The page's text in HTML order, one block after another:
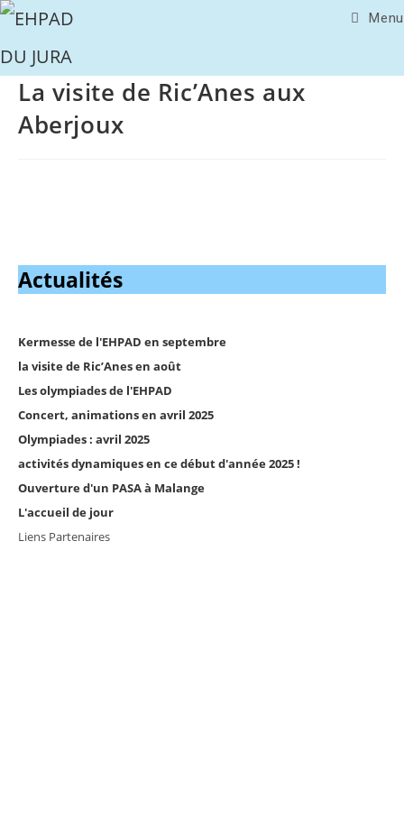
Menu
La visite de Ric’Anes aux
Aberjoux
Actualités
Kermesse de l'EHPAD en septembre
la visite de Ric’Anes en août
Les olympiades de l'EHPAD
Concert, animations en avril 2025
Olympiades : avril 2025
activités dynamiques en ce début d'année 2025 !
Ouverture d'un PASA à Malange
L'accueil de jour
Liens Partenaires